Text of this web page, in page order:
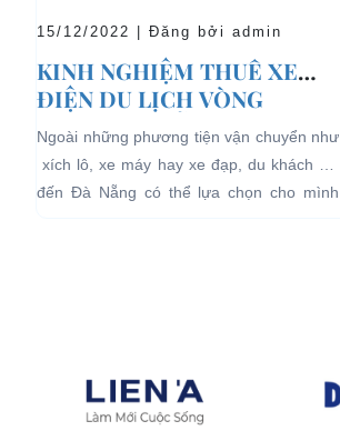
15/12/2022 | Đăng bởi admin
KINH NGHIỆM THUÊ XE
ĐIỆN DU LỊCH VÒNG
QUANH ĐÀ NẴNG
Ngoài những phương tiện vận chuyển như
xích lô, xe máy hay xe đạp, du khách khi
đến Đà Nẵng có thể lựa chọn cho mình